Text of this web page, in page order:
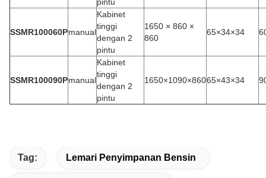
SSMR100060Pmanual
Kabinet
tinggi
dengan 2
pintu
1650 × 860 ×
860
65×34×34
SSMR100090Pmanual
Kabinet
tinggi
dengan 2
pintu
1650×1090×86065×43×34
Tag: Lemari Penyimpanan Bensin